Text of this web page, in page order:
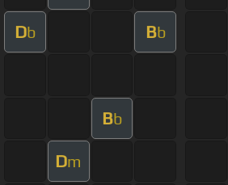
Db Bb
Bb
Dm